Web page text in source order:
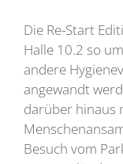
Die Re-Start
Halle 10.2 so
andere
angewandt
darüber hinaus
Besuch vom